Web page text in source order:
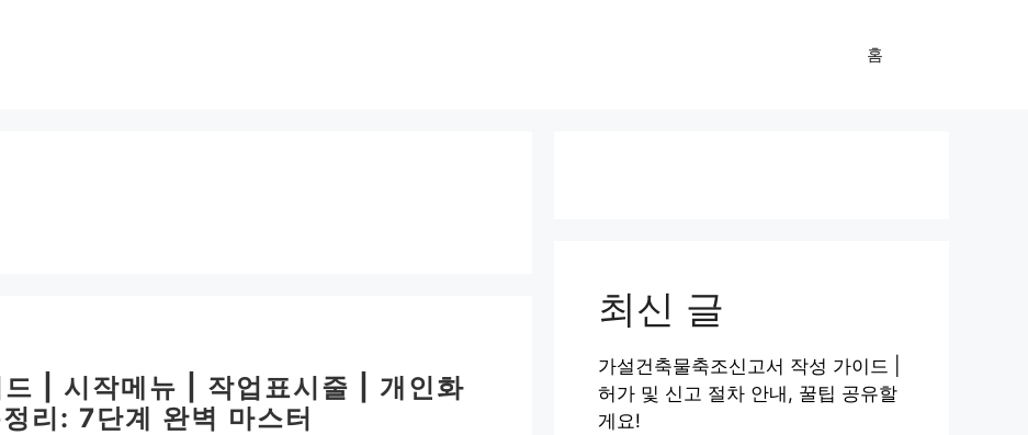
홈
| 시작메뉴 | 작업표시줄 | 개인화
리: 7단계 완벽 마스터
최신 글
가설건축물축조신고서 작성 가이드 |
허가 및 신고 절차 안내, 꿀팁 공유할
게요!